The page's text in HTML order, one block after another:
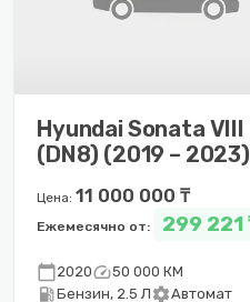
Hyundai Sonata VIII
(DN8) (2019 – 2023)
Цена: 11 000 000 ₸
Ежемесячно от: 299 221
calendar_today2020speed50 000 КМ
local_gas_stationБензин, 2.5 Л settingsАвтомат